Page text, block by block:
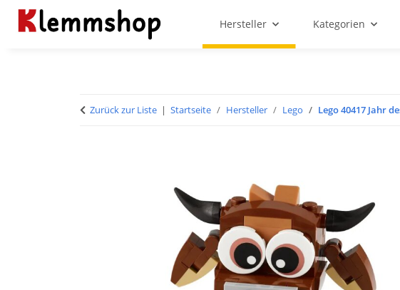
Hersteller Kategorien
Zurück zur Liste Startseite Hersteller Lego Lego 40417 Jahr